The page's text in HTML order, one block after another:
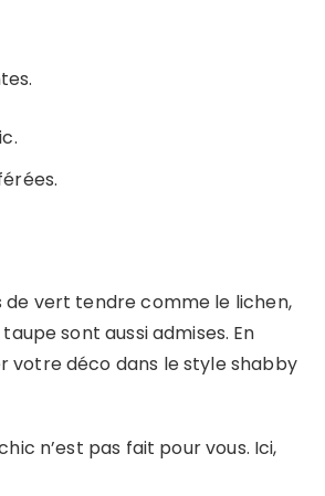
de vert tendre comme le lichen,
sont aussi admises. En
votre déco dans le style shabby
n’est pas fait pour vous. Ici,